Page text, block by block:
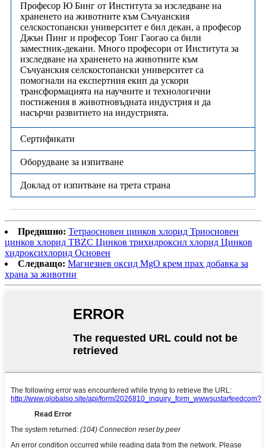
Професор Ю Бинг от Института за изследване на
храненето на животните към Съчуанския
селскостопански университет е бил декан, а професор
Джън Пинг и професор Тонг Гаогао са били
заместник-декани. Много професори от Института за
изследване на храненето на животните към
Съчуанския селскостопански университет са
помогнали на експертния екип да ускори
трансформацията на научните и технологични
постижения в животновъдната индустрия и да
насърчи развитието на индустрията.
Сертификати
Оборудване за изпитване
Доклад от изпитване на трета страна
Предишно: Тетраосновен цинков хлорид Триосновен
цинков хлорид TBZC Цинков трихидроксил хлорид Цинков
хидроксихлорид Основен
Следващо: Магнезиев оксид MgO крем прах добавка за
храна за животни